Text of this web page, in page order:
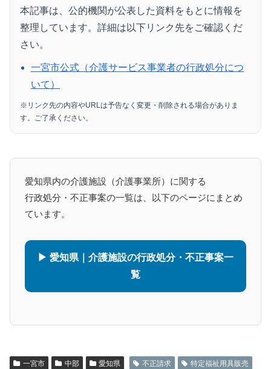
本記事は、公的機関が公表した資料をもとに情報を
整理しています。詳細は以下リンク先をご確認くだ
さい。
一宮市公式（介護サービス事業者の行政処分につ
いて）
※リンク先の内容やURLは予告なく変更・削除される場合がありま
す。ご了承ください。
愛知県内の介護施設（介護事業所）に関する
行政処分・不正事案の一覧は、以下のページにまとめ
ています。
▶ 愛知県｜介護施設の行政処分・不正事案一
覧
一宮市 中部 愛知県 不正請求
特定福祉用具販売